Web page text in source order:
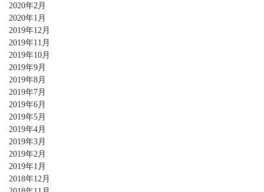
2020年2月
2020年1月
2019年12月
2019年11月
2019年10月
2019年9月
2019年8月
2019年7月
2019年6月
2019年5月
2019年4月
2019年3月
2019年2月
2019年1月
2018年12月